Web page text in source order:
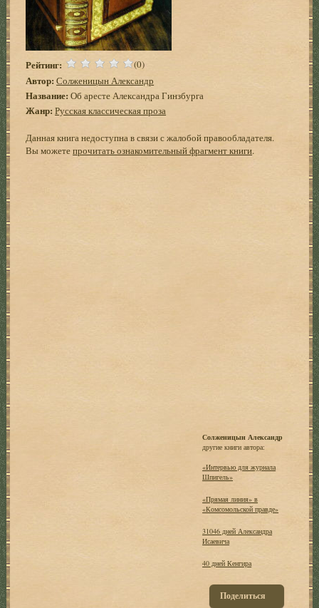
Рейтинг: (0)
Автор: Солженицын Александр
Название: Об аресте Александра Гинзбурга
Жанр: Русская классическая проза
Данная книга недоступна в связи с жалобой правообладателя.
Вы можетепрочитать ознакомительный фрагмент книги.
Солженицын Александр
другие книги автора:
«Интервью для журнала
Шпигель»
«Прямая линия» в
«Комсомольской правде»
31046 дней Александра
Исаевича
40 дней Кенгира
Поделиться